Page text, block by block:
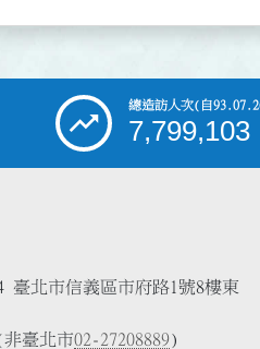
總造訪人次(自
7,799,103
臺北市信義區市府路1號8樓東
臺北市02-27208889)